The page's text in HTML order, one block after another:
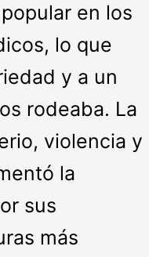
en los
lo que
y a un
rodeaba. La
violencia y
la
sus
más